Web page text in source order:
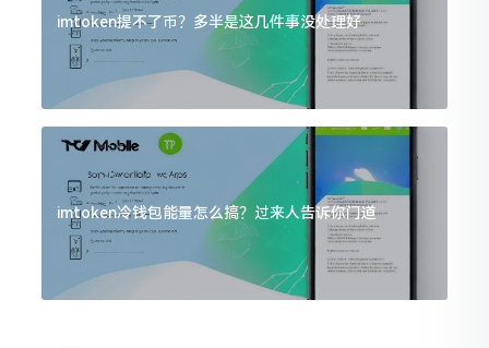
imtoken提不了币？多半是这几件事没处理好
imtoken冷钱包能量怎么搞？过来人告诉你门道